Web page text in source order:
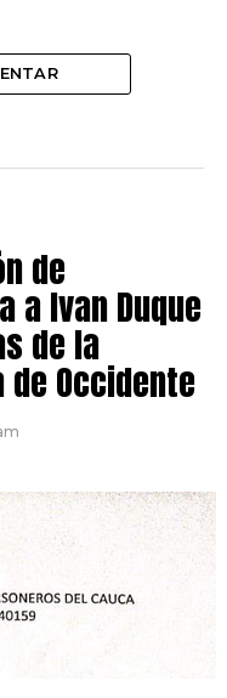
de
a Ivan Duque
de la
Occidente